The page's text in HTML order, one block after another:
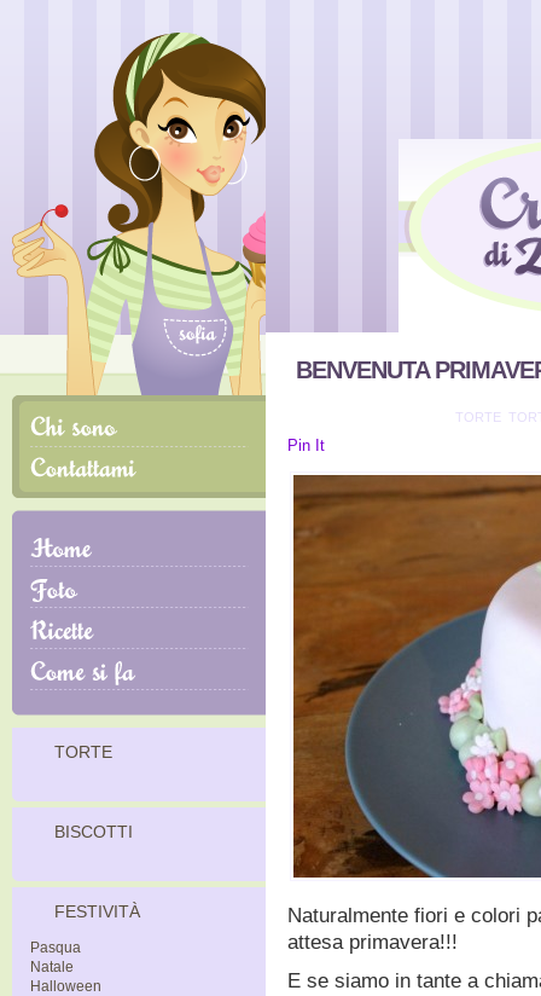
TORTE
BISCOTTI
FESTIVITÀ
Pasqua
Natale
Halloween
BENVENUTA
TORTE
Pin It
Naturalmente fiori e colori
attesa primavera!!!
E se siamo in tante a